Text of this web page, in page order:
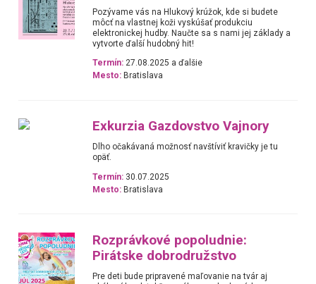
Pozývame vás na Hlukový krúžok, kde si budete
môcť na vlastnej koži vyskúšať produkciu
elektronickej hudby. Naučte sa s nami jej základy a
vytvorte ďalší hudobný hit!
Termín: 27.08.2025 a ďalšie
Mesto: Bratislava
Exkurzia Gazdovstvo Vajnory
Dlho očakávaná možnosť navštíviť kravičky je tu
opäť.
Termín: 30.07.2025
Mesto: Bratislava
Rozprávkové popoludnie:
Pirátske dobrodružstvo
Pre deti bude pripravené maľovanie na tvár aj